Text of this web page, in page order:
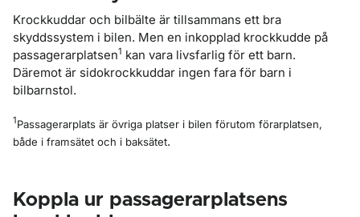
Krockkuddar och bilbälte är tillsammans ett bra
skyddssystem i bilen. Men en inkopplad krockkudde på
passagerarplatsen1 kan vara livsfarlig för ett barn.
Däremot är sidokrockkuddar ingen fara för barn i
bilbarnstol.
1Passagerarplats är övriga platser i bilen förutom förarplatsen,
både i framsätet och i baksätet.
Koppla ur passagerarplatsens